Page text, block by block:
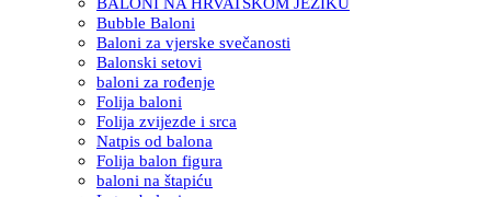
Bubble Baloni
Baloni za vjerske svečanosti
Balonski setovi
baloni za rođenje
Folija baloni
Folija zvijezde i srca
Natpis od balona
Folija balon figura
baloni na štapiću